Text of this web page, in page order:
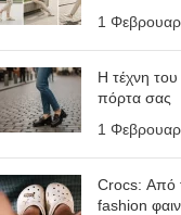
1
Η τέχνη
πόρτα σας
1
Crocs: Από
fashion